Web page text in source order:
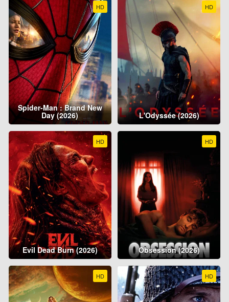
HD
Spider-Man : Brand New
Day (2026)
HD
L'Odyssée (2026)
HD
Evil Dead Burn (2026)
HD
Obsession (2026)
HD HD